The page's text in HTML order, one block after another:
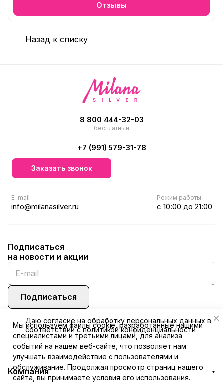
Отзывы
Назад к списку
8 800 444-32-03
бесплатный
+7 (991) 579-31-78
Заказать звонок
E-mail
info@milanasilver.ru
Режим работы
с 10:00 до 21:00
Подписаться
на новости и акции
Подписаться
Даю согласие на обработку персональных данных в
соответствии сполитикой конфиденциальности
Компания
Мы используем файлы cookie, разработанные нашими
специалистами и третьими лицами, для анализа
событий на нашем веб-сайте, что позволяет нам
улучшать взаимодействие с пользователями и
обслуживание. Продолжая просмотр страниц нашего
сайта, вы принимаете условия его использования.